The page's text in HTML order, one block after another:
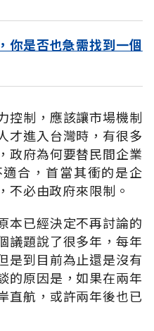
你是否也急需找到一個
控制，應該讓市場機制
才進入台灣時，有很多
政府為何要替民間企業
合，首當其衝的是企
不必由政府來限制。
本已經決定不再討論的
議題說了很多年，每年
是到目前為止還是沒有
的原因是，如果在兩年
直航，或許兩年後也已